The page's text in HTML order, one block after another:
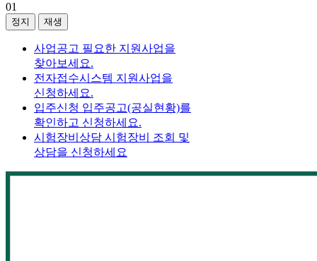
01
정지 재생
사업공고 필요한 지원사업을
찾아보세요.
전자접수시스템 지원사업을
신청하세요.
입주신청 입주공고(공실현황)를
확인하고 신청하세요.
시험장비상담 시험장비 조회 및
상담을 신청하세요